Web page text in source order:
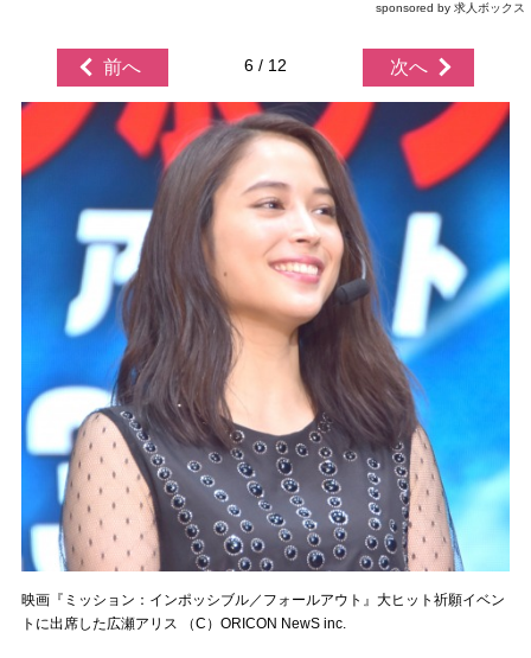
sponsored by 求人ボックス
前へ 6 / 12 次へ
映画『ミッション：インポッシブル／フォールアウト』大ヒット祈願イベン
トに出席した広瀬アリス （C）ORICON NewS inc.